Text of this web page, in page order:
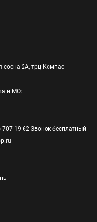
сосна 2А, трц Компас
и МО:
19-62 Звонок бесплатный